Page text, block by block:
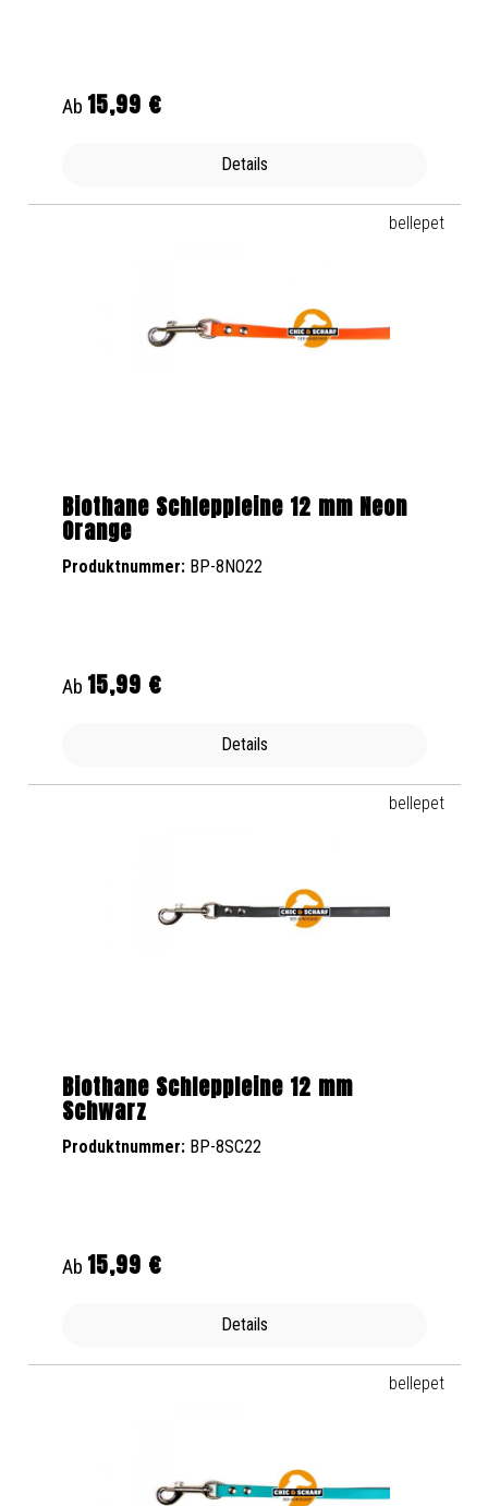
Regulärer Preis:
Ab 15,99 €
Details
Biothane Schleppleine 12 mm Neon
Orange
Produktnummer: BP-8NO22
bellepet
Regulärer Preis:
Ab 15,99 €
Details
Biothane Schleppleine 12 mm
Schwarz
Produktnummer: BP-8SC22
bellepet
Regulärer Preis:
Ab 15,99 €
Details
bellepet